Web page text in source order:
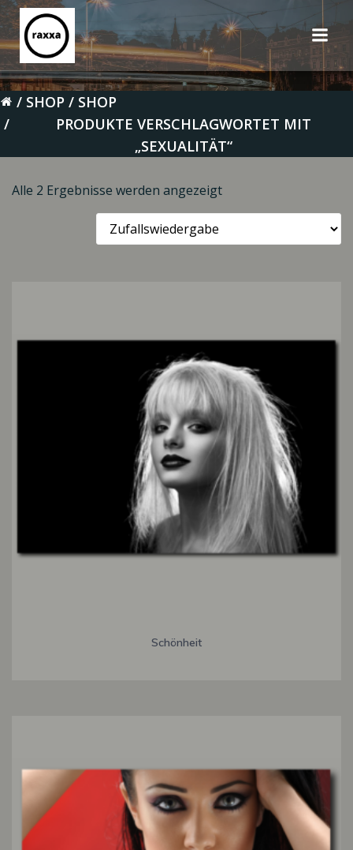
Inhalt
springen
SHOP
SHOP
PRODUKTE VERSCHLAGWORTET MIT
„SEXUALITÄT“
Alle 2 Ergebnisse werden angezeigt
Schönheit